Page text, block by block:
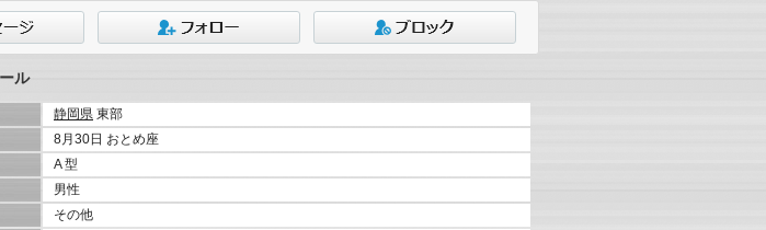
ル
静岡県 東部
8月30日 おとめ座
A 型
男性
その他